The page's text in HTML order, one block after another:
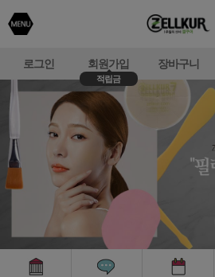
로그인 회원가입
적립금
장바구니